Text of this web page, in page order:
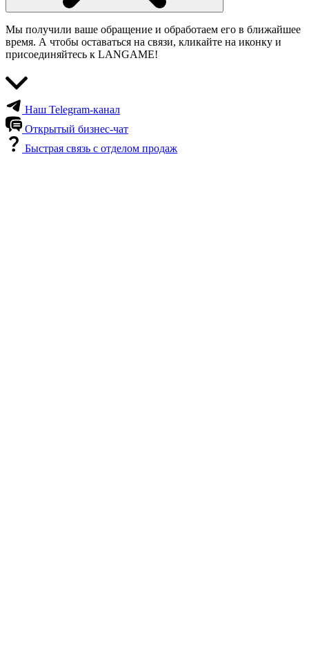
Мы получили ваше обращение и обработаем его в ближайшее
время. А чтобы оставаться на связи, кликайте на иконку и
присоединяйтесь к LANGAME!
Наш Telegram-канал
Открытый бизнес-чат
Быстрая связь с отделом продаж